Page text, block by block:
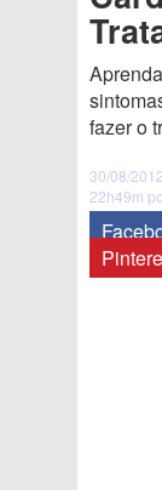
fazer o
30/08/
22h49m